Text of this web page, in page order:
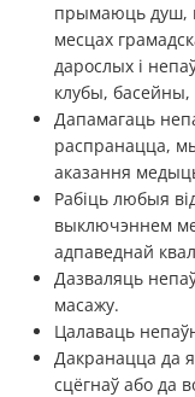
прымаюць душ,
месцах
дарослых і
клубы,
Дапамагаць
распранацца,
аказання
Рабіць любыя
выключэннем
адпаведнай
Дазваляць
масажу.
Цалаваць
Дакранацца да
сцёгнаў або да